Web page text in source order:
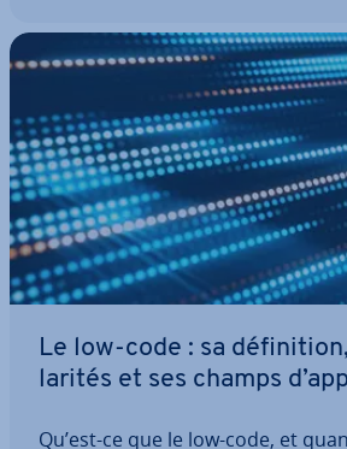
Le low-code : sa
la­ri­tés et ses champs
Qu’est-ce que le low-code, et